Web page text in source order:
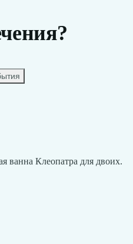
ванна Клеопатра для двоих.